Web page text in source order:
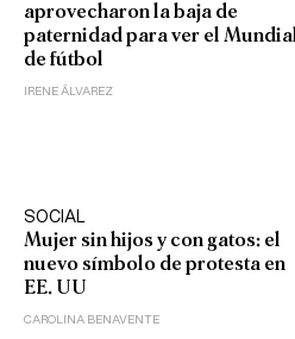
aprovecharon la baja de
paternidad para ver el Mundial
de fútbol
IRENE ÁLVAREZ
SOCIAL
Mujer sin hijos y con gatos: el
nuevo símbolo de protesta en
EE. UU
CAROLINA BENAVENTE